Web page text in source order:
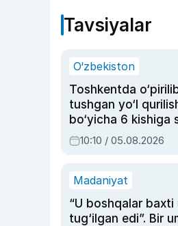
Tavsiyalar
O‘zbekiston
Toshkentda
tushgan yo‘l
bo‘yicha 6 kishiga
hukmi o‘qildi
10:10 / 05.08.2026
Madaniyat
“U boshqalar baxti
tug‘ilgan edi”. Bir